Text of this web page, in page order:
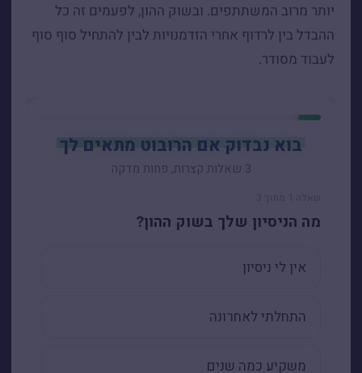
יותר מרוב המשתתפים. ובשוק ההון, לפעמים זה כל
ההבדל בין לרדוף אחרי הזדמנויות לבין להתחיל סוף סוף
לעבוד מסודר.